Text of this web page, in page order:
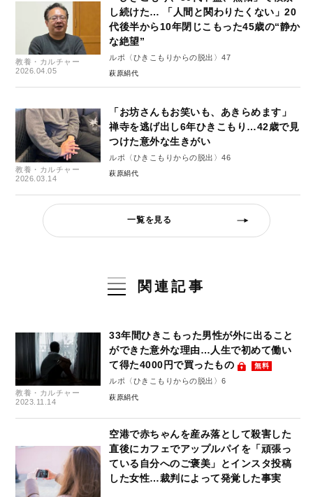
教養・カルチャー
2026.04.05
し続けた… 「人間と関わりたくない」20
代後半から10年閉じこもった45歳の“静か
な絶望”
ルポ〈ひきこもりからの脱出〉47
萩原絹代
教養・カルチャー
2026.03.14
「お坊さんもお笑いも、あきらめます」
禅寺を逃げ出し6年ひきこもり…42歳で見
つけた意外な生きがい
ルポ〈ひきこもりからの脱出〉46
萩原絹代
一覧を見る
関連記事
教養・カルチャー
2023.11.14
33年間ひきこもった男性が外に出ること
ができた意外な理由…人生で初めて働い
て得た4000円で買ったもの
無料
ルポ〈ひきこもりからの脱出〉6
萩原絹代
空港で赤ちゃんを産み落として殺害した
直後にカフェでアップルパイを「頑張っ
ている自分へのご褒美」とインスタ投稿
した女性…裁判によって発覚した事実